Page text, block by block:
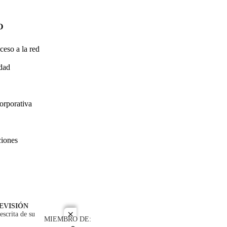
close
a la red
de su
MIEMBRO DE: